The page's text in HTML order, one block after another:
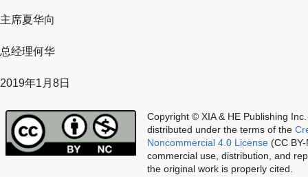
主席夏华向
总经理何华
2019年1月8日
Copyright © XIA & HE Publishing Inc.
distributed under the terms of the
Noncommercial 4.0 License (CC
commercial use, distribution, and
the original work is properly cited.